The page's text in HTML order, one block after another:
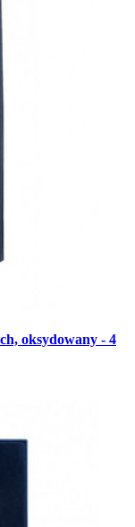
oksydowany - 4